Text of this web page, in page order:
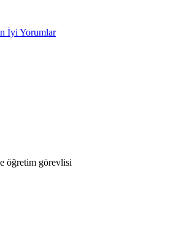
İyi Yorumlar
öğretim görevlisi